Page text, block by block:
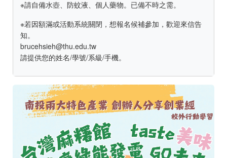
※請自備水壺、防蚊液、個人藥物。已備不時之需。
※若因額滿或活動系統關閉，想報名候補參加，歡迎來信告
知。
brucehsieh@thu.edu.tw
請提供您的姓名/學號/系級/手機。